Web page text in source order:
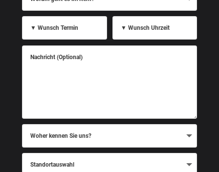
im
▼
Wunsch
Termin
▼
Wunsch
Uhrzeit
Nachricht
(Optional)
Woher
kennen
Standortauswahl